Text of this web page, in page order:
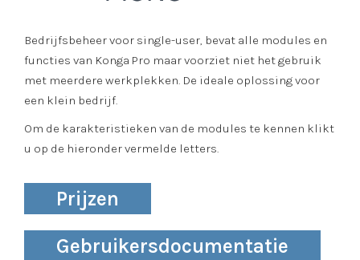
Bedrijfsbeheer voor single-user, bevat alle modules en
functies van Konga Pro maar voorziet niet het gebruik
met meerdere werkplekken. De ideale oplossing voor
een klein bedrijf.
Om de karakteristieken van de modules te kennen klikt
u op de hieronder vermelde letters.
Prijzen
Gebruikersdocumentatie